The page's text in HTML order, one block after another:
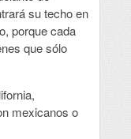
su techo en
porque cada
que sólo
mexicanos o